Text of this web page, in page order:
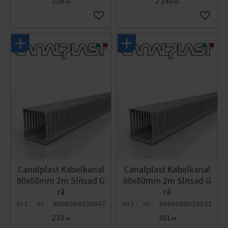
KR
Lägg till i favoriter
KR
Lägg
Canalplast Kabelkanal
80x60mm 2m Slitsad G
rå
8006588020647
233 KR
Canalplast Kabelkanal
80x80mm 2m Slitsad G
rå
8006588020531
301 KR